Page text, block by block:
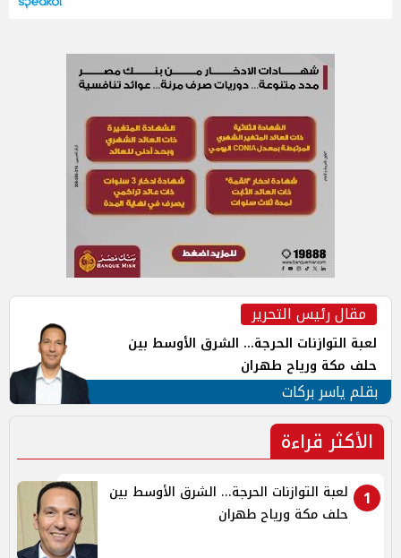
مقال رئيس التحرير
لعبة التوازنات الحرجة... الشرق الأوسط بين
حلف مكة ورياح طهران
بقلم ياسر بركات
الأكثر قراءة
1
لعبة التوازنات الحرجة... الشرق الأوسط بين
حلف مكة ورياح طهران